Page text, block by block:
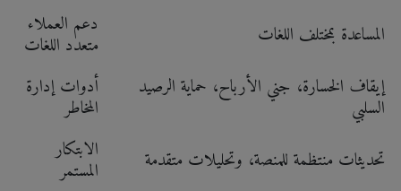
دعم العملاء
متعدد اللغات
المساعدة بمختلف اللغات
أدوات إدارة
المخاطر
إيقاف الخسارة، جني الأرباح، حماية الرصيد
السلبي
الابتكار
المستمر تحديثات منتظمة للمنصة، وتحليلات متقدمة